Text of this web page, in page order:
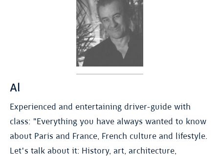
Al
Experienced and entertaining driver-guide with
class: "Everything you have always wanted to know
about Paris and France, French culture and lifestyle.
Let's talk about it: History, art, architecture,